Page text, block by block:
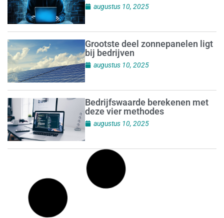
augustus 10, 2025
Grootste deel zonnepanelen ligt
bij bedrijven
augustus 10, 2025
Bedrijfswaarde berekenen met
deze vier methodes
augustus 10, 2025